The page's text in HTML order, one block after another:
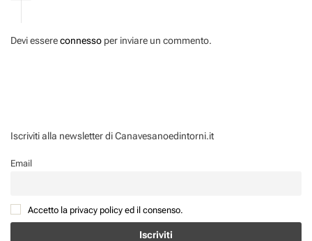
Devi essereconnesso per inviare un commento.
Iscriviti alla newsletter di Canavesanoedintorni.it
Email
Accetto la privacy policy ed il consenso.